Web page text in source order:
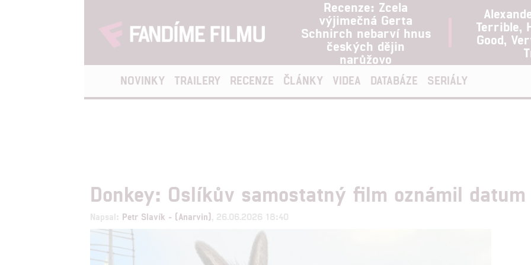
Recenze: Zcela
výjimečná Gerta
Schnirch nebarví hnus
českých dějin
narůžovo
Terrible,
Good,
NOVINKY TRAILERY RECENZE ČLÁNKY VIDEA DATABÁZE SERIÁLY
Donkey: Oslíkův samostatný film oznámil
Napsal: Petr Slavík - (Anarvin) , 26.06.2026 18:40